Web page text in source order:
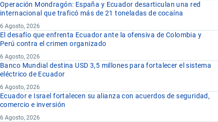
Operación Mondragón: España y Ecuador desarticulan una red
internacional que traficó más de 21 toneladas de cocaína
6 Agosto, 2026
El desafío que enfrenta Ecuador ante la ofensiva de Colombia y
Perú contra el crimen organizado
6 Agosto, 2026
Banco Mundial destina USD 3,5 millones para fortalecer el sistema
eléctrico de Ecuador
6 Agosto, 2026
Ecuador e Israel fortalecen su alianza con acuerdos de seguridad,
comercio e inversión
6 Agosto, 2026